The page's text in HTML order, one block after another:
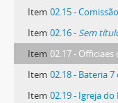
Item 02.15 -
Item 02.16 -Sem
Item 02.17 -
Item 02.18 - Bateria
Item 02.19 - Igreja do